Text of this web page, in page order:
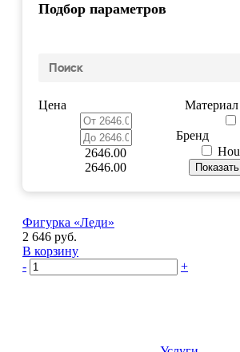
Подбор параметров
Цена
2646.00
2646.00
Материал
Бренд
Фигурка «Леди»
2 646 руб.
В корзину
-
+